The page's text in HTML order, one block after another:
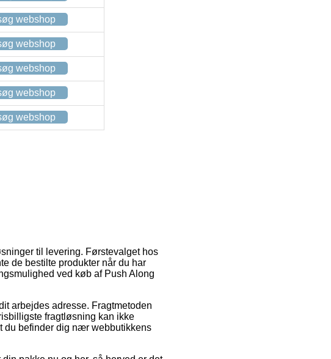
webshop
webshop
webshop
webshop
webshop
til levering. Førstevalget hos
de bestilte produkter når du har
ved køb af Push Along
arbejdes adresse. Fragtmetoden
fragtløsning kan ikke
du befinder dig nær webbutikkens